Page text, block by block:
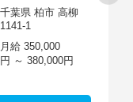
千葉県 柏市 高柳
1141-1
月給 350,000
円 ～ 380,000円